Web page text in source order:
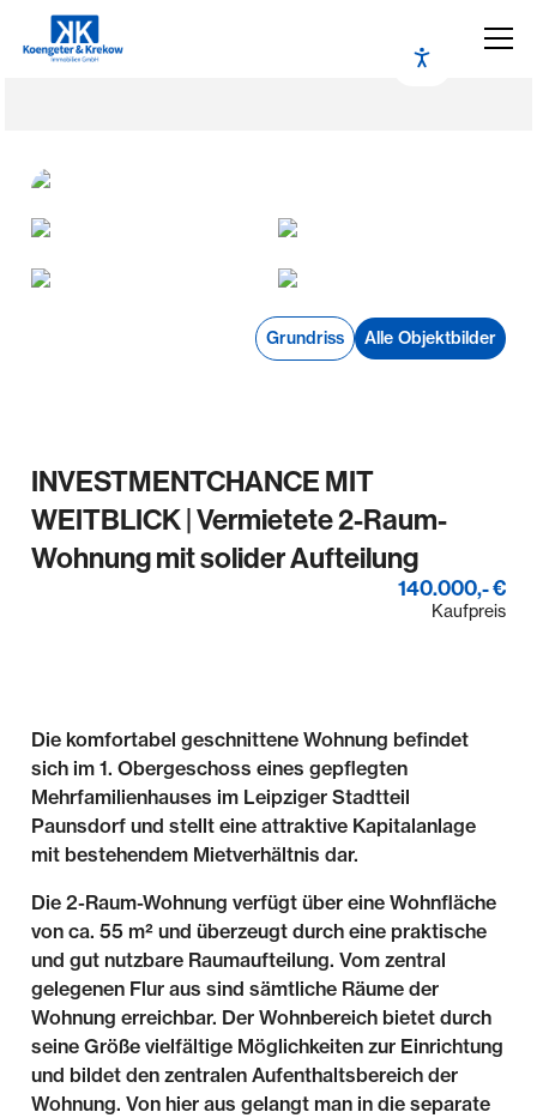
Grundriss Alle Objektbilder
INVESTMENTCHANCE MIT
WEITBLICK | Vermietete 2-Raum-
Wohnung mit solider Aufteilung
140.000,- €
Kaufpreis
Die komfortabel geschnittene Wohnung befindet
sich im 1. Obergeschoss eines gepflegten
Mehrfamilienhauses im Leipziger Stadtteil
Paunsdorf und stellt eine attraktive Kapitalanlage
mit bestehendem Mietverhältnis dar.
Die 2-Raum-Wohnung verfügt über eine Wohnfläche
von ca. 55 m² und überzeugt durch eine praktische
und gut nutzbare Raumaufteilung. Vom zentral
gelegenen Flur aus sind sämtliche Räume der
Wohnung erreichbar. Der Wohnbereich bietet durch
seine Größe vielfältige Möglichkeiten zur Einrichtung
und bildet den zentralen Aufenthaltsbereich der
Wohnung. Von hier aus gelangt man in die separate